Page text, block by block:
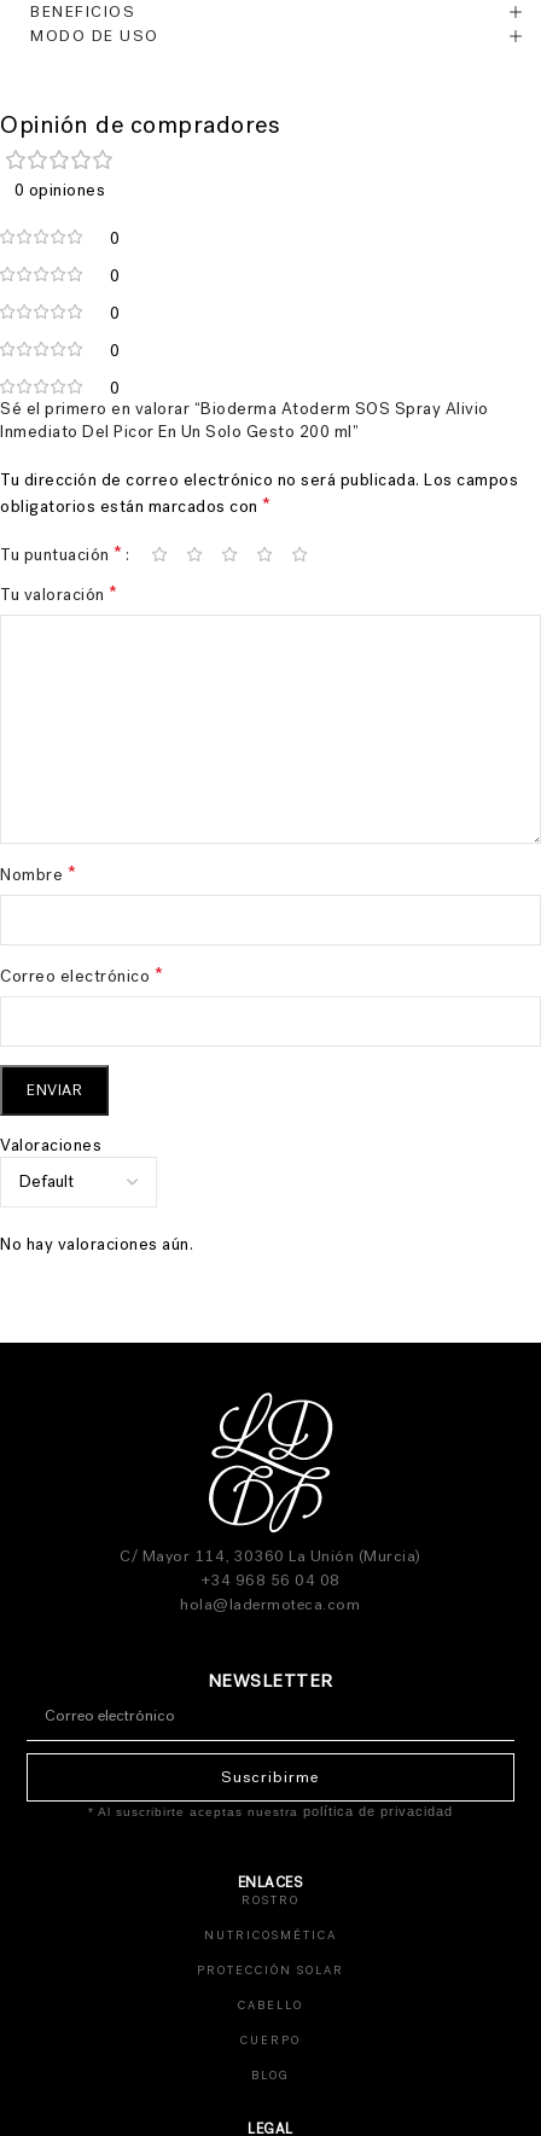
BENEFICIOS
MODO DE USO
Opinión de compradores
0 opiniones
0
0
0
0
0
Valoraciones
No hay valoraciones aún.
Sé el primero en valorar “Bioderma Atoderm SOS Spray Alivio
Inmediato Del Picor En Un Solo Gesto 200 ml”
Tu dirección de correo electrónico no será publicada. Los campos
obligatorios están marcados con *
Tu puntuación *
Tu valoración *
Nombre *
Correo electrónico *
C/ Mayor 114, 30360 La Unión (Murcia)
+34 968 56 04 08
hola@ladermoteca.com
NEWSLETTER
Suscribirme
* Al suscribirte aceptas nuestra política de privacidad
ENLACES
ROSTRO
NUTRICOSMÉTICA
PROTECCIÓN SOLAR
CABELLO
CUERPO
BLOG
LEGAL